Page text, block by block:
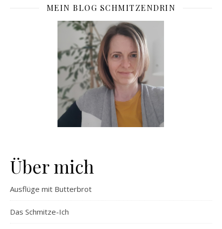
MEIN BLOG SCHMITZENDRIN
Über mich
Ausflüge mit Butterbrot
Das Schmitze-Ich